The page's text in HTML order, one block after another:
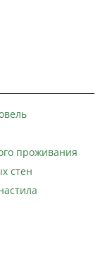
проживания
стен